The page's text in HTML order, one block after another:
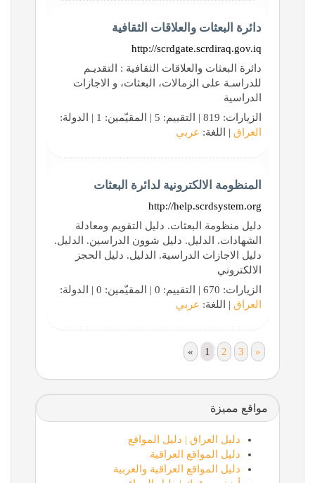
دائرة البعثات والعلاقات الثقافية
http://scrdgate.scrdiraq.gov.iq
دائرة البعثات والعلاقات الثقافية : التقديـم
للدراسـة على الزمالات، البعثات، و الاجازات
الدراسية
الزيارات: 819 | التقييم: 5 | المقيّمين: 1 | الدولة:
العراق | اللغة: عربي
المنظومة الالكترونية لدائرة البعثات
http://help.scrdsystem.org
دليل منظومة البعثات. دليل التقويم ومعادلة
الشهادات. الدليل. دليل شوون الدراسين. الدليل.
دليل الاجازات الدراسية. الدليل. دليل الحجز
الالكتروني
الزيارات: 670 | التقييم: 0 | المقيّمين: 0 | الدولة:
العراق | اللغة: عربي
« 1 2 3 »
مواقع مميزة
دليل العراق | دليل المواقع
دليل المواقع العراقية
دليل المواقع العراقية والعربية